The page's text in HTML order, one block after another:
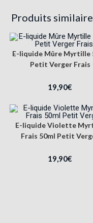
Produits
E-liquide Mûre Myrtille
Petit Verger Frais
19,90€
E-liquide Violette
Frais 50ml Petit
19,90€